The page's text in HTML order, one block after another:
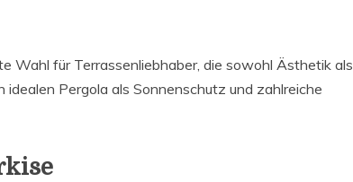
Wahl für Terrassenliebhaber, die sowohl Ästhetik als
Pergola als Sonnenschutz und zahlreiche